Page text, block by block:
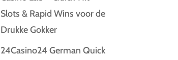
Slots & Rapid Wins voor de
Drukke Gokker
24Casino24 German Quick